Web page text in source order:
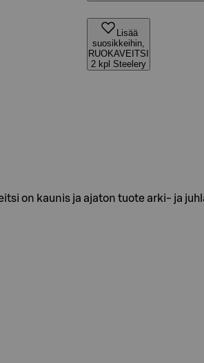
Lisää
suosikkeihin,
RUOKAVEITSI
2 kpl Steelery
on kaunis ja ajaton tuote arki- ja